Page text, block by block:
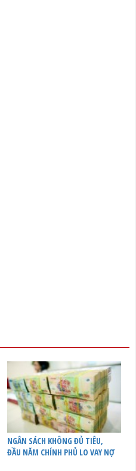
NGÂN SÁCH KHÔNG ĐỦ TIÊU,
ĐẦU NĂM CHÍNH PHỦ LO VAY NỢ